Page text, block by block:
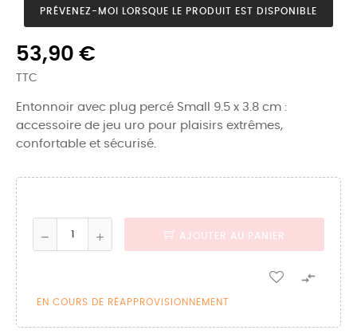
PRÉVENEZ-MOI LORSQUE LE PRODUIT EST DISPONIBLE
53,90 €
TTC
Entonnoir avec plug percé Small 9.5 x 3.8 cm :
accessoire de jeu uro pour plaisirs extrêmes,
confortable et sécurisé.
AJOUTER AU PANIER

EN COURS DE RÉAPPROVISIONNEMENT